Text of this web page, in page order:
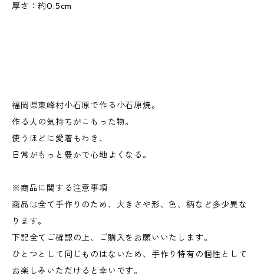
厚さ：約0.5cm
福岡県東峰村小石原で作る小石原焼。
作る人の気持ちがこもった物。
使うほどに愛着もわき、
日常がもっと豊かで心地よくなる。
※商品に関する注意事項
商品は全て手作りのため、大きさや形、色、柄など多少異な
ります。
下記全てご確認の上、ご購入をお願いいたします。
ひとつとして同じものはないため、手作り特有の個性として
お楽しみいただけると幸いです。